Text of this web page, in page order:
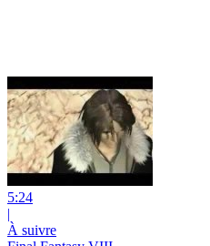
5:24
|
À suivre